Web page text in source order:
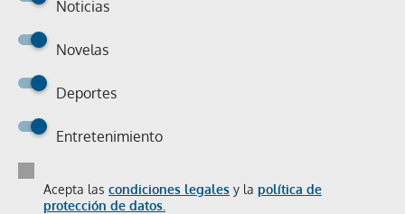
Noticias
Novelas
Deportes
Entretenimiento
Acepta las condiciones legales y la política de
protección de datos.